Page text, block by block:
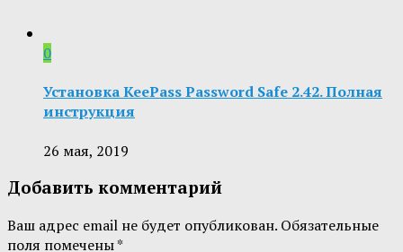
0
Установка KeePass Password Safe 2.42. Полная
инструкция
26 мая, 2019
Добавить комментарий
Ваш адрес email не будет опубликован. Обязательные
поля помечены*